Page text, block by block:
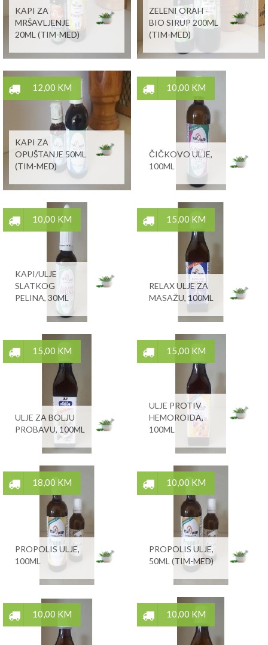
KAPI ZA
MRŠAVLJENJE
20ML (TIM-MED)
ZELENI ORAH -
BIO SIRUP 200ML
(TIM-MED)
12,00 KM
KAPI ZA
OPUŠTANJE 50ML
(TIM-MED)
10,00 KM
ČIČKOVO ULJE,
100ML
10,00 KM
KAPI/ULJE
SLATKOG
PELINA, 30ML
15,00 KM
RELAX ULJE ZA
MASAŽU, 100ML
15,00 KM
ULJE ZA BOLJU
PROBAVU, 100ML
15,00 KM
ULJE PROTIV
HEMOROIDA,
100ML
18,00 KM
PROPOLIS ULJE,
100ML
10,00 KM
PROPOLIS ULJE,
50ML (TIM-MED)
10,00 KM 10,00 KM